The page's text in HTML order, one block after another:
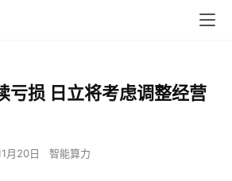
亏损 日立将考虑调整经营
月20日 智能算力